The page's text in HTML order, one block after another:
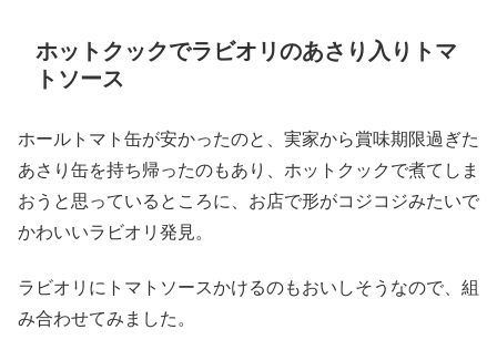
ホットクックでラビオリのあさり入りトマ
トソース
ホールトマト缶が安かったのと、実家から賞味期限過ぎた
あさり缶を持ち帰ったのもあり、ホットクックで煮てしま
おうと思っているところに、お店で形がコジコジみたいで
かわいいラビオリ発見。
ラビオリにトマトソースかけるのもおいしそうなので、組
み合わせてみました。